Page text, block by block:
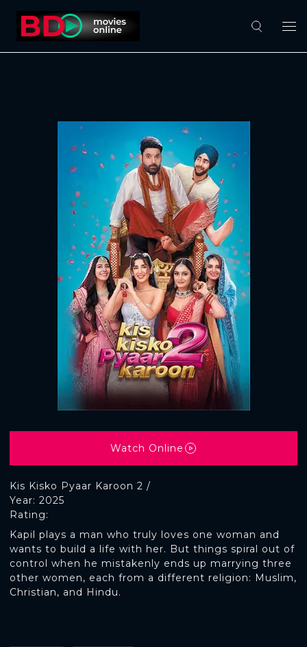
Kis Kisko Pyaar Karoon 2 /
Rating:
Year: 2025
Kapil plays a man who truly loves one woman and
wants to build a life with her. But things spiral out of
control when he mistakenly ends up marrying three
other women, each from a different religion: Muslim,
Christian, and Hindu.
Watch Online